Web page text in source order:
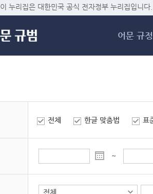
메
이 누리집은 대한민국 공식 전자정부 누리집입니다.
어문 규정
전체 한글 맞춤법 표
~